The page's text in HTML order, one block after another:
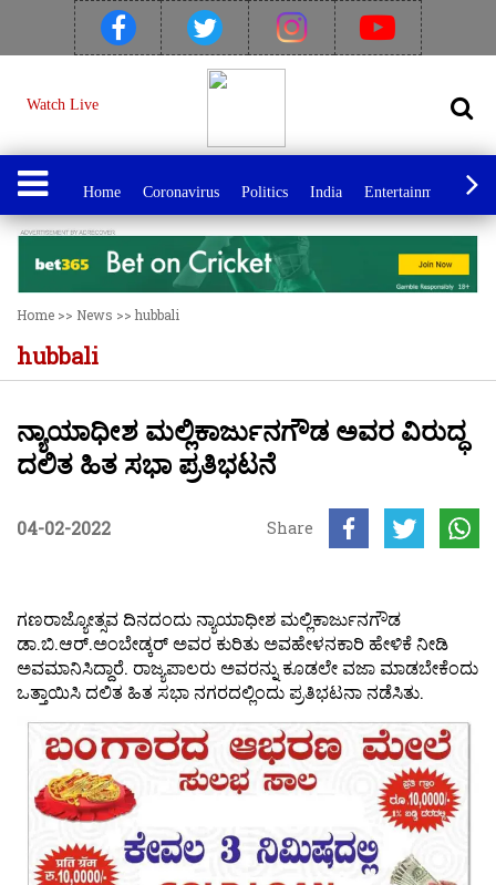
Watch Live
Home Coronavirus Politics India Entertainment
Home >> News >> hubbali
hubbali
ನ್ಯಾಯಾಧೀಶ ಮಲ್ಲಿಕಾರ್ಜುನಗೌಡ ಅವರ ವಿರುದ್ಧ
ದಲಿತ ಹಿತ ಸಭಾ ಪ್ರತಿಭಟನೆ
04-02-2022 Share
ಗಣರಾಜ್ಯೋತ್ಸವ ದಿನದಂದು ನ್ಯಾಯಾಧೀಶ ಮಲ್ಲಿಕಾರ್ಜುನಗೌಡ
ಡಾ.ಬಿ.ಆರ್.ಅಂಬೇಡ್ಕರ್ ಅವರ ಕುರಿತು ಅವಹೇಳನಕಾರಿ ಹೇಳಿಕೆ ನೀಡಿ
ಅವಮಾನಿಸಿದ್ದಾರೆ. ರಾಜ್ಯಪಾಲರು ಅವರನ್ನು ಕೂಡಲೇ ವಜಾ ಮಾಡಬೇಕೆಂದು
ಒತ್ತಾಯಿಸಿ ದಲಿತ ಹಿತ ಸಭಾ ನಗರದಲ್ಲಿಂದು ಪ್ರತಿಭಟನಾ ನಡೆಸಿತು.